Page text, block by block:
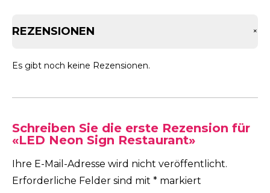
REZENSIONEN +
Es gibt noch keine Rezensionen.
Schreiben Sie die erste Rezension für
«LED Neon Sign Restaurant»
Ihre E-Mail-Adresse wird nicht veröffentlicht.
Erforderliche Felder sind mit * markiert